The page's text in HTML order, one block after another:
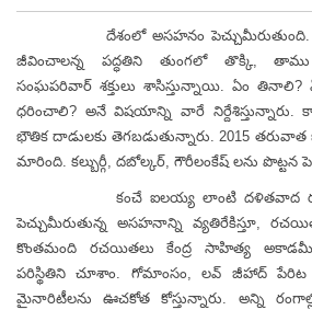
దేశంలో అసహనం పెచ్చుమీరుతుంది. ఎవరి
జీవించాలన్న పద్ధతిని తుంగలో తొక్కి, తాము
సంఘపరివార్ శక్తులు శాసిస్తున్నాయి. ఏం తినాలి?
ధరించాలి? అనే విషయాన్ని వారే నిర్దేశిస్తున్నారు.
భౌతిక దాడులకు తెగబడుతున్నారు. 2015
మారింది. కల్బుర్గీ, దబోల్కర్, గౌరీలంకేష్ లను పొట్టన
కంచే ఐలయ్య లాంటి దళితవాద
పెచ్చుమీరుతున్న అసహనాన్ని వ్యతిరేకిస్తూ,
కొంతమంది రచయితలు కేంద్ర సాహిత్య అకాడమీ
పరిస్థితిని చూశాం. గోమాంసం, లవ్ జీహాద్ పేరిట
మైనారిటీలను ఊచకోత కోస్తున్నారు. అన్ని